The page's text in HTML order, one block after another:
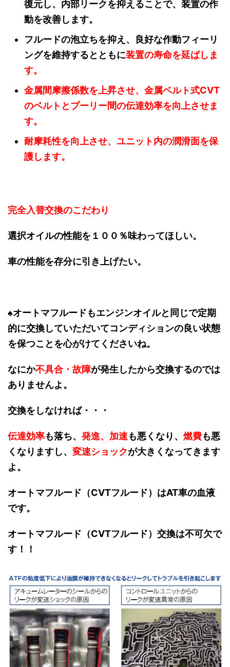
復元し、内部リークを抑えることで、装置の作
動を改善します。
フルードの泡立ちを抑え、良好な作動フィーリ
ングを維持するとともに装置の寿命を延ばしま
す。
金属間摩擦係数を上昇させ、金属ベルト式CVT
のベルトとプーリー間の伝達効率を向上させま
す。
耐摩耗性を向上させ、ユニット内の潤滑面を保
護します。
完全入替交換のこだわり
選択オイルの性能を１００％味わってほしい。
車の性能を存分に引き上げたい。
♠オートマフルードもエンジンオイルと同じで定期
的に交換していただいてコンディションの良い状態
を保つことを心がけてくださいね。
なにか不具合・故障が発生したから交換するのでは
ありませんよ。
交換をしなければ・・・
伝達効率も落ち、 発進、加速も悪くなり、 燃費も悪
くなりますし、 変速ショックが大きくなってきます
よ。
オートマフルード（CVTフルード）はAT車の血液
です。
オートマフルード（CVTフルード）交換は不可欠で
す！！